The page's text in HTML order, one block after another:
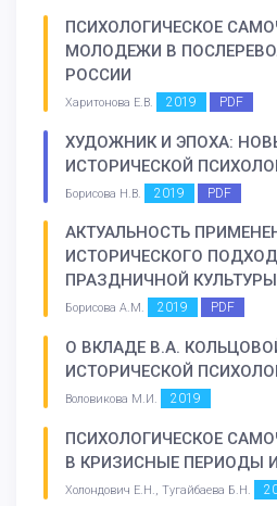
ПСИХОЛОГИЧЕСКОЕ
МОЛОДЕЖИ В
РОССИИ
Харитонова Е.В. 2019 PDF
ХУДОЖНИК И ЭПОХА:
ИСТОРИЧЕСКОЙ
Борисова Н.В. 2019 PDF
АКТУАЛЬНОСТЬ
ИСТОРИЧЕСКОГО
ПРАЗДНИЧНОЙ КУЛЬТУРЫ
Борисова А.М. 2019 PDF
О ВКЛАДЕ В.А.
ИСТОРИЧЕСКОЙ
Воловикова М.И. 2019
ПСИХОЛОГИЧЕСКОЕ
В КРИЗИСНЫЕ ПЕРИОДЫ
Холондович Е.Н., Тугайбаева Б.Н.